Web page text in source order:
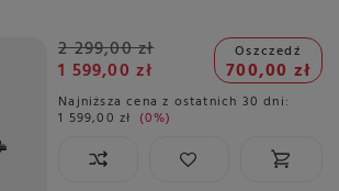
2 299,00 zł
1 599,00 zł
Oszczedź
700,00 zł
Najniższa cena z ostatnich 30 dni:
1 599,00 zł 0%